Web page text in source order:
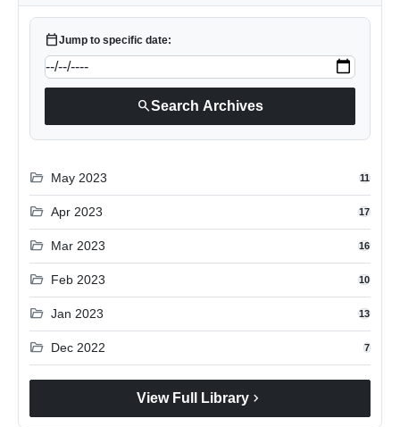
calendar_todayJump to specific date:
searchSearch Archives
folder_open May 2023 11
folder_open Apr 2023 17
folder_open Mar 2023 16
folder_open Feb 2023 10
folder_open Jan 2023 13
folder_open Dec 2022 7
View Full Library chevron_right